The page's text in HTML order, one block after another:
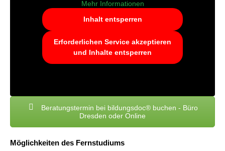
Mehr Informationen
Inhalt entsperren
Erforderlichen Service akzeptieren
und Inhalte entsperren
Beratungstermin bei bildungsdoc® buchen - Büro
Dresden oder Online
Möglichkeiten des Fernstudiums